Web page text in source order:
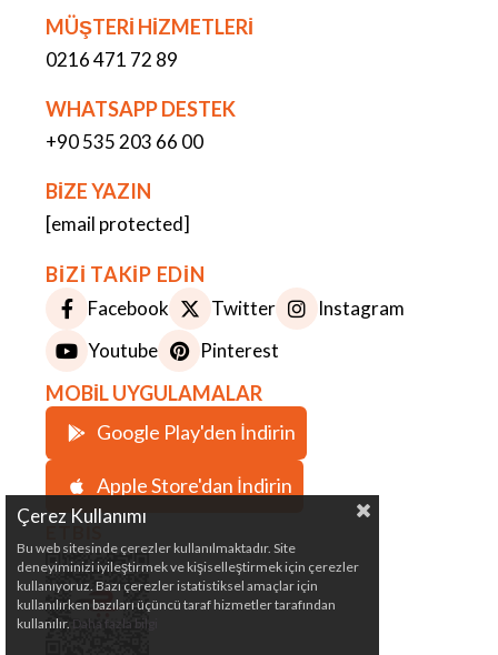
MÜŞTERİ HİZMETLERİ
0216 471 72 89
WHATSAPP DESTEK
+90 535 203 66 00
BİZE YAZIN
[email protected]
BİZİ TAKİP EDİN
Facebook Twitter
Instagram
Youtube
Pinterest
MOBİL UYGULAMALAR
Google Play'den İndirin
Apple Store'dan İndirin
Çerez Kullanımı
Bu web sitesinde çerezler kullanılmaktadır. Site
deneyiminizi iyileştirmek ve kişiselleştirmek için çerezler
kullanıyoruz. Bazı çerezler istatistiksel amaçlar için
kullanılırken bazıları üçüncü taraf hizmetler tarafından
kullanılır. Daha fazla bilgi